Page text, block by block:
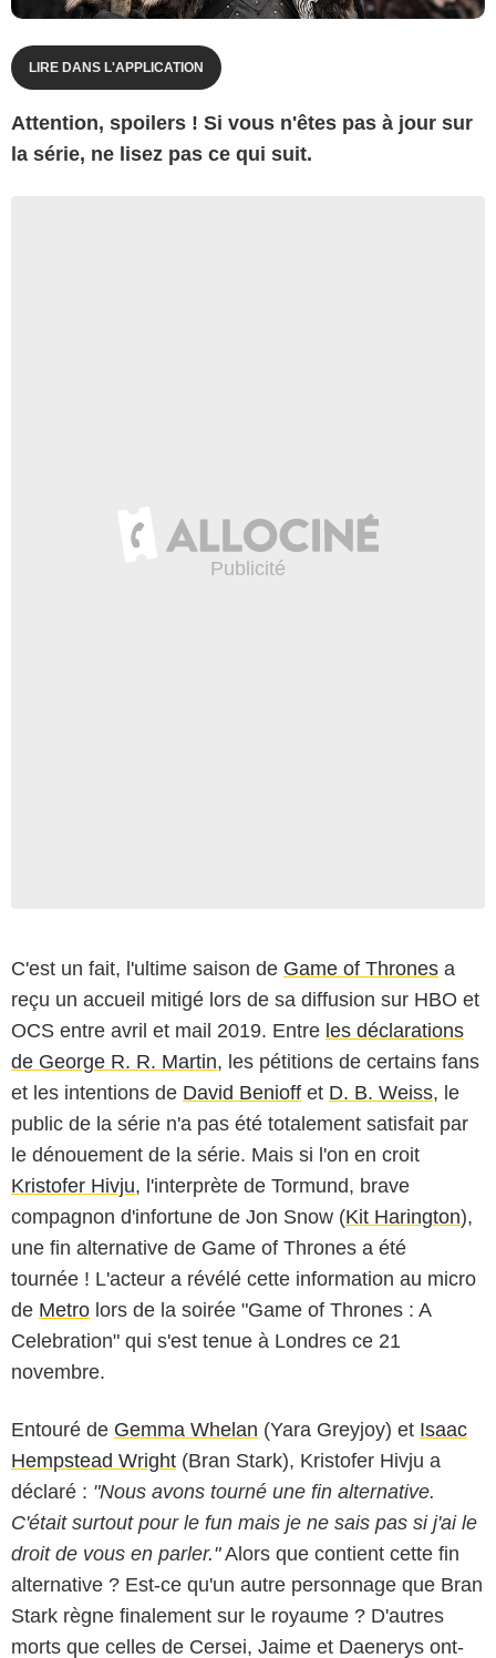
LIRE DANS L'APPLICATION
Attention, spoilers ! Si vous n'êtes pas à jour sur
la série, ne lisez pas ce qui suit.
C'est un fait, l'ultime saison de Game of Thrones a
reçu un accueil mitigé lors de sa diffusion sur HBO et
OCS entre avril et mail 2019. Entre les déclarations
de George R. R. Martin, les pétitions de certains fans
et les intentions de David Benioff et D. B. Weiss, le
public de la série n'a pas été totalement satisfait par
le dénouement de la série. Mais si l'on en croit
Kristofer Hivju, l'interprète de Tormund, brave
compagnon d'infortune de Jon Snow (Kit Harington),
une fin alternative de Game of Thrones a été
tournée ! L'acteur a révélé cette information au micro
de Metro lors de la soirée "Game of Thrones : A
Celebration" qui s'est tenue à Londres ce 21
novembre.
Entouré de Gemma Whelan (Yara Greyjoy) et Isaac
Hempstead Wright (Bran Stark), Kristofer Hivju a
déclaré : "Nous avons tourné une fin alternative.
C'était surtout pour le fun mais je ne sais pas si j'ai le
droit de vous en parler."Alors que contient cette fin
alternative ? Est-ce qu'un autre personnage que Bran
Stark règne finalement sur le royaume ? D'autres
morts que celles de Cersei, Jaime et Daenerys ont-